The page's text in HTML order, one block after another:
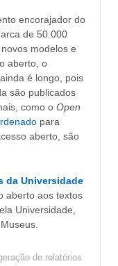
encorajador do
de 50.000
modelos e
aberto, o
é longo, pois
são publicados
como o Open
para
aberto, são
da Universidade
aberto aos textos
Universidade,
de relatórios